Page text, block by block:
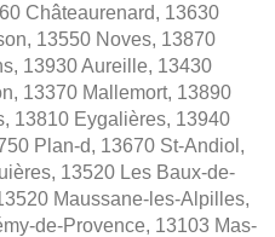
Châteaurenard, 13630
13550 Noves, 13870
13930 Aureille, 13430
13370 Mallemort, 13890
13810 Eygalières, 13940
Plan-d, 13670 St-Andiol,
13520 Les Baux-de-
Maussane-les-Alpilles,
de-Provence, 13103 Mas-